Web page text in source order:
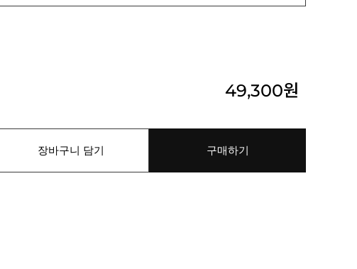
49,300원
장바구니 담기 구매하기